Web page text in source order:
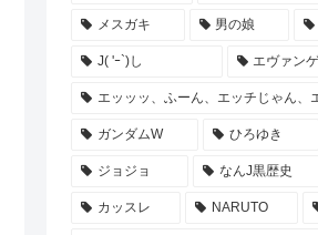
メスガキ 男の娘
J( 'ｰ`)し エヴァン
エッッッ、ふーん、エッチじゃん、
ガンダムW ひろゆき
ジョジョ なんJ黒歴史
カッスレ NARUTO